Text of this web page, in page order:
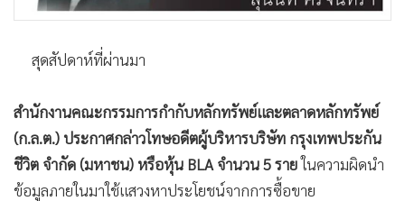
• MGR Live
Infographic
การเมือง
• ท่องเที่ยว
• กีฬา
• ต่างประเทศ
• Special Scoop
สุดสัปดาห์ที่ผ่านมา
สำนักงานคณะกรรมการกำกับหลักทรัพย์และตลาดหลักทรัพย์
(ก.ล.ต.) ประกาศกล่าวโทษอดีตผู้บริหารบริษัท กรุงเทพประกัน
ชีวิต จำกัด (มหาชน) หรือหุ้น BLA จำนวน 5 รายในความผิดนำ
ข้อมูลภายในมาใช้แสวงหาประโยชน์จากการซื้อขาย